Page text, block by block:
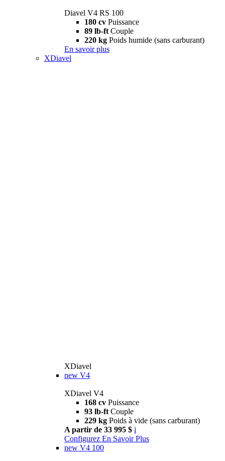
Diavel V4 RS 100
180 cv Puissance
89 lb-ft Couple
220 kg Poids humide (sans carburant)
En savoir plus
XDiavel
XDiavel
new V4
XDiavel V4
168 cv Puissance
93 lb-ft Couple
229 kg Poids à vide (sans carburant)
A partir de 33 995 $ i
Configurez En Savoir Plus
new V4 100